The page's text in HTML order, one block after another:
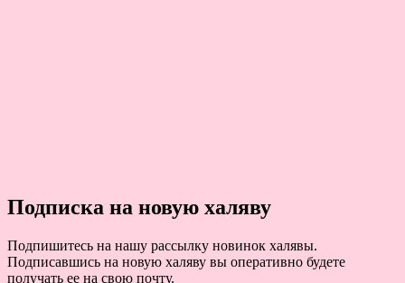
Подписка на новую халяву
Подпишитесь на нашу рассылку новинок халявы.
Подписавшись на новую халяву вы оперативно будете
получать ее на свою почту.